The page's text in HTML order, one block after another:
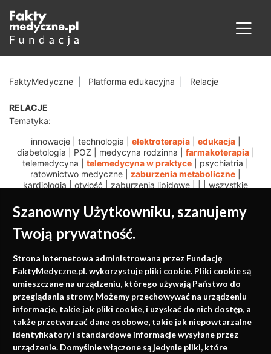
Szanowny Użytkowniku, szanujemy
Twoją prywatność.
Strona internetowa administrowana przez Fundację
FaktyMedyczne.pl. wykorzystuje pliki cookie. Pliki cookie są
umieszczane na urządzeniu, którego używają Państwo do
przeglądania strony. Możemy przechowywać na urządzeniu
informacje, takie jak pliki cookie, i uzyskać do nich dostęp, a
także przetwarzać dane osobowe, takie jak niepowtarzalne
identyfikatory i standardowe informacje wysyłane przez
urządzenie. Domyślnie włączone są jedynie pliki, które
FaktyMedyczne Platforma edukacyjna Relacje
RELACJE
Tematyka:
innowacje| technologia elektroterapia| edukacja|
diabetologia
POZ medycyna rodzinna farmakoterapia|
telemedycyna
telemedycyna w praktyce psychiatria
ratownictwo medyczne
zaburzenia metaboliczne
kardiologia
otyłość zaburzenia lipidowe wszystkie
Medycyna oparta na
faktach
Konferencje, szkolenia, e-learning, wydawnictwo